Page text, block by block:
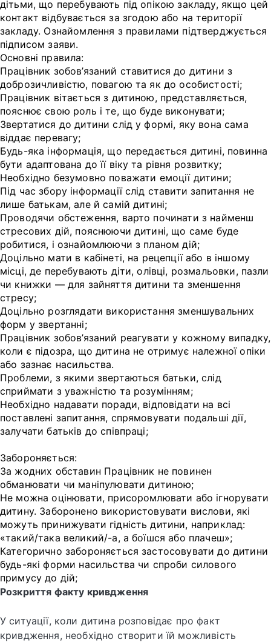
дітьми, що перебувають під опікою закладу, якщо цей
контакт відбувається за згодою або на території
закладу. Ознайомлення з правилами підтверджується
підписом заяви.
Основні правила:
Працівник зобов’язаний ставитися до дитини з
доброзичливістю, повагою та як до особистості;
Працівник вітається з дитиною, представляється,
пояснює свою роль і те, що буде виконувати;
Звертатися до дитини слід у формі, яку вона сама
віддає перевагу;
Будь-яка інформація, що передається дитині, повинна
бути адаптована до її віку та рівня розвитку;
Необхідно безумовно поважати емоції дитини;
Під час збору інформації слід ставити запитання не
лише батькам, але й самій дитині;
Проводячи обстеження, варто починати з найменш
стресових дій, пояснюючи дитині, що саме буде
робитися, і ознайомлюючи з планом дій;
Доцільно мати в кабінеті, на рецепції або в іншому
місці, де перебувають діти, олівці, розмальовки, пазли
чи книжки — для зайняття дитини та зменшення
стресу;
Доцільно розглядати використання зменшувальних
форм у звертанні;
Працівник зобов’язаний реагувати у кожному випадку,
коли є підозра, що дитина не отримує належної опіки
або зазнає насильства.
Проблеми, з якими звертаються батьки, слід
сприймати з уважністю та розумінням;
Необхідно надавати поради, відповідати на всі
поставлені запитання, спрямовувати подальші дії,
залучати батьків до співпраці;
Забороняється:
За жодних обставин Працівник не повинен
обманювати чи маніпулювати дитиною;
Не можна оцінювати, присоромлювати або ігнорувати
дитину. Заборонено використовувати вислови, які
можуть принижувати гідність дитини, наприклад:
«такий/така великий/-а, а боїшся або плачеш»;
Категорично забороняється застосовувати до дитини
будь-які форми насильства чи спроби силового
примусу до дій;
Розкриття факту кривдження
У ситуації, коли дитина розповідає про факт
кривдження, необхідно створити їй можливість